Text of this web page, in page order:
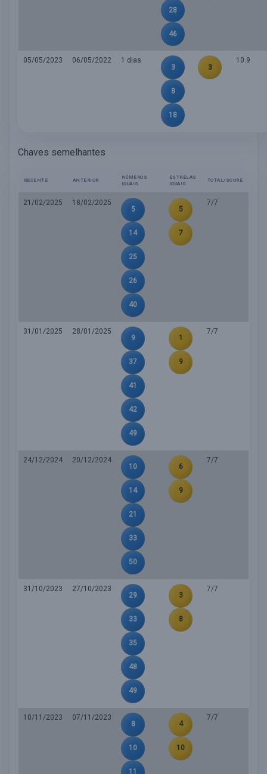
28
46
05/05/2023 06/05/2022
1 dias
3
8
18
3
10.9
Chaves semelhantes
RECENTE ANTERIOR
NÚMEROS
IGUAIS
ESTRELAS
IGUAIS
TOTAL/SCORE
21/02/2025
18/02/2025
5
14
25
26
40
5
7
7/7
31/01/2025
28/01/2025
9
37
41
42
49
1
9
7/7
24/12/2024
20/12/2024
10
14
21
33
50
6
9
7/7
31/10/2023
27/10/2023
29
33
35
48
49
3
8
7/7
10/11/2023
07/11/2023
8
10
11
4
10
7/7